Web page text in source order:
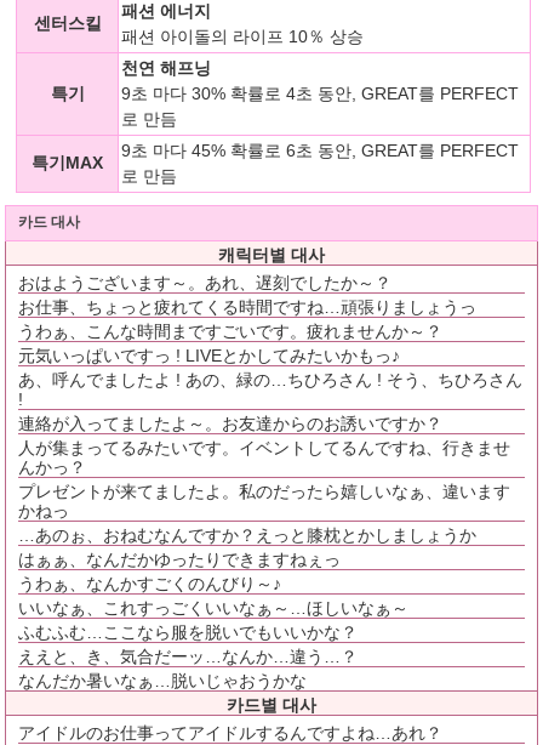
센터스킬
패션 에너지
패션 아이돌의 라이프 10％ 상승
특기
천연 해프닝
9초 마다 30% 확률로 4초 동안, GREAT를 PERFECT
로 만듬
특기MAX
9초 마다 45% 확률로 6초 동안, GREAT를 PERFECT
로 만듬
카드 대사
캐릭터별 대사
おはようございます～。あれ、遅刻でしたか～？
お仕事、ちょっと疲れてくる時間ですね…頑張りましょうっ
うわぁ、こんな時間まですごいです。疲れませんか～？
元気いっぱいですっ ! LIVEとかしてみたいかもっ♪
あ、呼んでましたよ ! あの、緑の…ちひろさん ! そう、ちひろさん
!
連絡が入ってましたよ～。お友達からのお誘いですか？
人が集まってるみたいです。イベントしてるんですね、行きませ
んかっ？
プレゼントが来てましたよ。私のだったら嬉しいなぁ、違います
かねっ
…あのぉ、おねむなんですか？えっと膝枕とかしましょうか
はぁぁ、なんだかゆったりできますねぇっ
うわぁ、なんかすごくのんびり～♪
いいなぁ、これすっごくいいなぁ～…ほしいなぁ～
ふむふむ…ここなら服を脱いでもいいかな？
ええと、き、気合だーッ…なんか…違う…？
なんだか暑いなぁ…脱いじゃおうかな
카드별 대사
アイドルのお仕事ってアイドルするんですよね…あれ？